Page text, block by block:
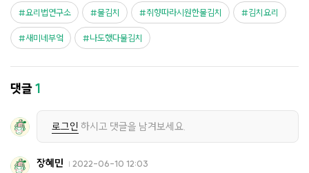
요리법연구소 물김치 취향따라시원한물김치 김치요리
새미네부엌 나도했다물김치
댓글1
로그인 하시고 댓글을 남겨보세요.
장혜민 2022-06-10 12:03